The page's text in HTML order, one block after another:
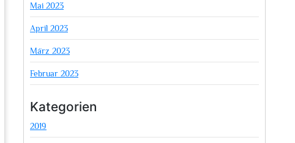
Mai 2023
April 2023
März 2023
Februar 2023
Kategorien
2019